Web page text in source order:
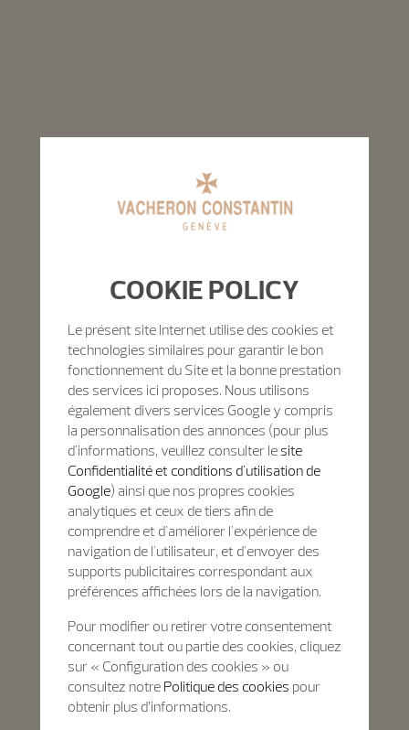
COOKIE POLICY
Le présent site Internet utilise des cookies et
technologies similaires pour garantir le bon
fonctionnement du Site et la bonne prestation
des services ici proposes. Nous utilisons
également divers services Google y compris
la personnalisation des annonces (pour plus
d'informations, veuillez consulter le site
Confidentialité et conditions d'utilisation de
Google) ainsi que nos propres cookies
analytiques et ceux de tiers afin de
comprendre et d'améliorer l'expérience de
navigation de l'utilisateur, et d'envoyer des
supports publicitaires correspondant aux
préférences affichées lors de la navigation.
Pour modifier ou retirer votre consentement
concernant tout ou partie des cookies, cliquez
sur « Configuration des cookies » ou
consultez notre Politique des cookies pour
obtenir plus d’informations.